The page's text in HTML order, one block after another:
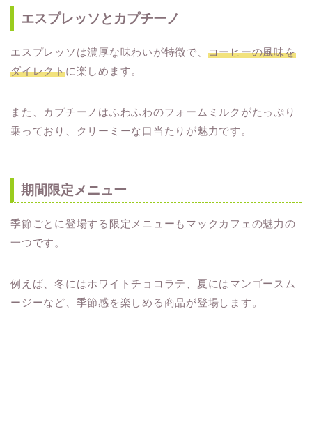
エスプレッソとカプチーノ
エスプレッソは濃厚な味わいが特徴で、 コーヒーの風味を
ダイレクトに楽しめます。
また、カプチーノはふわふわのフォームミルクがたっぷり
乗っており、クリーミーな口当たりが魅力です。
期間限定メニュー
季節ごとに登場する限定メニューもマックカフェの魅力の
一つです。
例えば、冬にはホワイトチョコラテ、夏にはマンゴースム
ージーなど、季節感を楽しめる商品が登場します。